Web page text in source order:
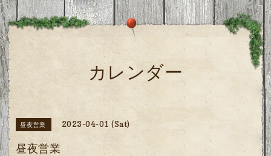
カレンダー
昼夜営業 2023-04-01 (Sat)
昼夜営業